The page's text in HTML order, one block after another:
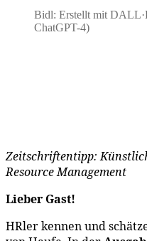
Bidl: Erstellt mit
ChatGPT-4)
Zeitschriftentipp:
Resource Management
Lieber Gast!
HRler kennen und